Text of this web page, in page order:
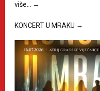
više…
→
KONCERT U MRAKU →